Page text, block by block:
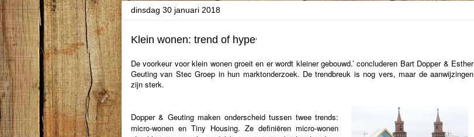
dinsdag 30 januari 2018
Klein wonen: trend of hype‘
De voorkeur voor klein wonen groeit en er wordt kleiner gebouwd.’ concluderen Bart Dopper & Esther
Geuting van Stec Groep in hun marktonderzoek. De trendbreuk is nog vers, maar de aanwijzingen
zijn sterk.
Dopper & Geuting maken onderscheid tussen twee trends:
micro-wonen en Tiny Housing. Ze definiëren micro-wonen